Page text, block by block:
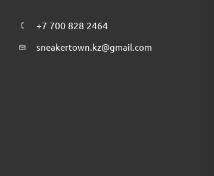
+7 700 828 2464
sneakertown.kz@gmail.com